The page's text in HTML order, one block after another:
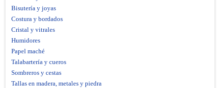
Bisutería y joyas
Costura y bordados
Cristal y vitrales
Humidores
Papel maché
Talabartería y cueros
Sombreros y cestas
Tallas en madera, metales y piedra